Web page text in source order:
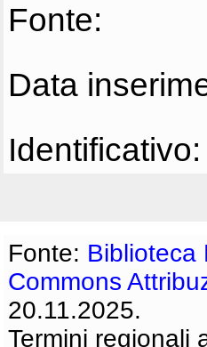
Fonte:
Data
Identificativo:
Fonte: Biblioteca
Commons
20.11.2025.
Termini regionali